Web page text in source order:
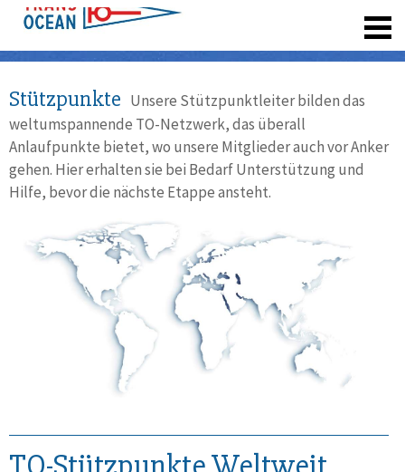
Stützpunkte Unsere Stützpunktleiter bilden das
weltumspannende TO-Netzwerk, das überall
Anlaufpunkte bietet, wo unsere Mitglieder auch vor Anker
gehen. Hier erhalten sie bei Bedarf Unterstützung und
Hilfe, bevor die nächste Etappe ansteht.